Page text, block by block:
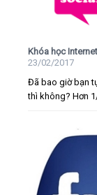
Khóa học
23/02/2017
Đã bao giờ bạn
thì không? Hơn 1/